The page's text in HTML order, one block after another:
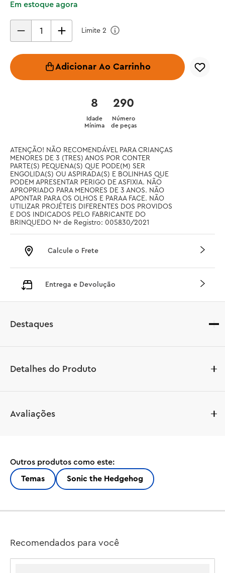
Em estoque agora
Limite 2
Adicionar Ao Carrinho
290
Número
de peças
8
Idade
Mínima
ATENÇÃO! NÃO RECOMENDÁVEL PARA CRIANÇAS
MENORES DE 3 (TRES) ANOS POR CONTER
PARTE(S) PEQUENA(S) QUE PODE(M) SER
ENGOLIDA(S) OU ASPIRADA(S) E BOLINHAS QUE
PODEM APRESENTAR PERIGO DE ASFIXIA. NÃO
APROPRIADO PARA MENORES DE 3 ANOS. NÃO
APONTAR PARA OS OLHOS E PARAA FACE. NÃO
UTILIZAR PROJÉTEIS DIFERENTES DOS PROVIDOS
E DOS INDICADOS PELO FABRICANTE DO
BRINQUEDO Nº de Registro: 005830/2021
Calcule o Frete
Entrega e Devolução
Destaques
Detalhes do Produto
anos ou mais que amam brinquedos de videogame com
com um atirador de pinos. As crianças podem
transformar o robô em um robô voador dobrando as
pernas para cima e girando-as para a frente, e há um
manutenção ou reparos.
Este playset do Sonic é um brinquedo divertido para
meninos, meninas e crianças sobre o qual todos vão
Avaliações
Outros produtos como este:
Temas Sonic the Hedgehog
Recomendados para você